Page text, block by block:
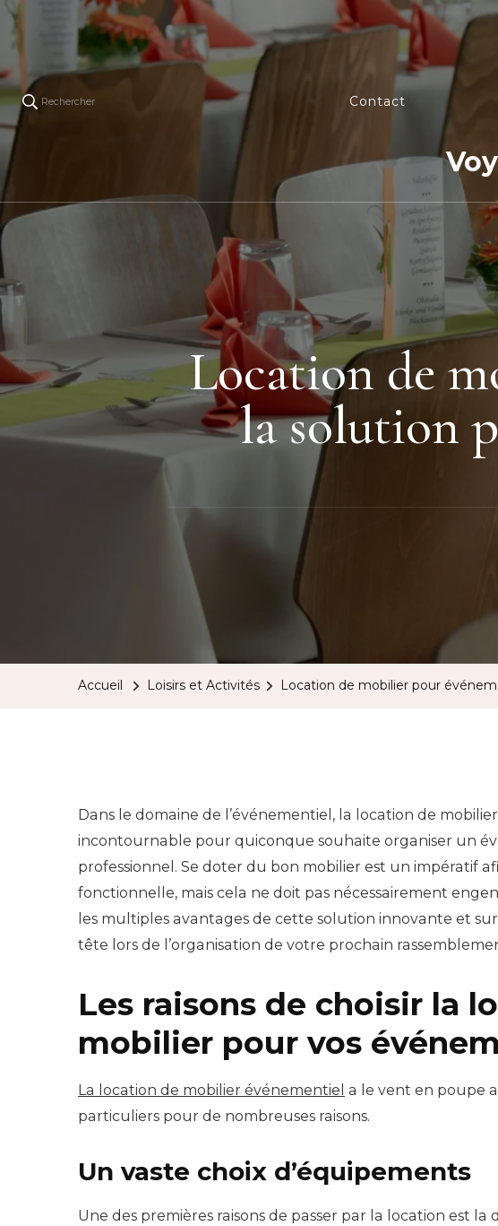
Rechercher Contact
Location de
la solution
Accueil Loisirs et Activités Location de mobilier pour
Dans le domaine de l’événementiel, la location de
incontournable pour quiconque souhaite organiser un
professionnel. Se doter du bon mobilier est un impératif
fonctionnelle, mais cela ne doit pas nécessairement
les multiples avantages de cette solution innovante et
tête lors de l’organisation de votre prochain
Les raisons de choisir la
mobilier pour vos
La location de mobilier événementiel a le vent en poupe
particuliers pour de nombreuses raisons.
Un vaste choix d’équipements
Une des premières raisons de passer par la location est la